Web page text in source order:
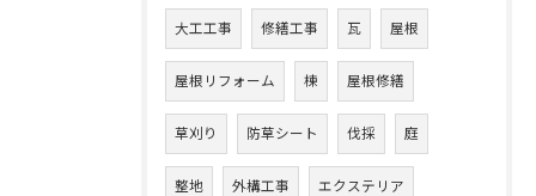
大工工事 修繕工事 瓦 屋根
屋根リフォーム 棟 屋根修繕
草刈り 防草シート 伐採 庭
整地 外構工事 エクステリア